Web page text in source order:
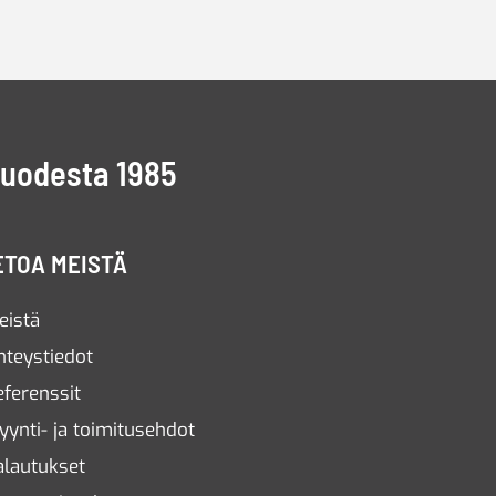
1985
MEISTÄ
ja toimitusehdot